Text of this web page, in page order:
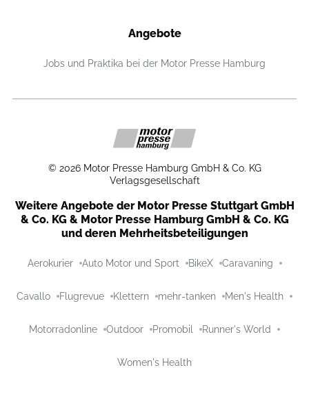
Angebote
Jobs und Praktika bei der Motor Presse Hamburg
© 2026 Motor Presse Hamburg GmbH & Co. KG
Verlagsgesellschaft
Weitere Angebote der Motor Presse Stuttgart GmbH
& Co. KG & Motor Presse Hamburg GmbH & Co. KG
und deren Mehrheitsbeteiligungen
Aerokurier Auto Motor und Sport BikeX Caravaning
Cavallo Flugrevue Klettern mehr-tanken Men's Health
Motorradonline Outdoor Promobil Runner's World
Women's Health